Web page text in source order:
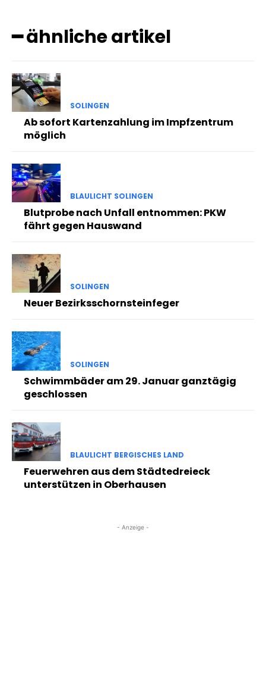
━ ähnliche artikel
SOLINGEN
Ab sofort Kartenzahlung im Impfzentrum
möglich
BLAULICHT SOLINGEN
Blutprobe nach Unfall entnommen: PKW
fährt gegen Hauswand
SOLINGEN
Neuer Bezirksschornsteinfeger
SOLINGEN
Schwimmbäder am 29. Januar ganztägig
geschlossen
BLAULICHT BERGISCHES LAND
Feuerwehren aus dem Städtedreieck
unterstützen in Oberhausen
- Anzeige -